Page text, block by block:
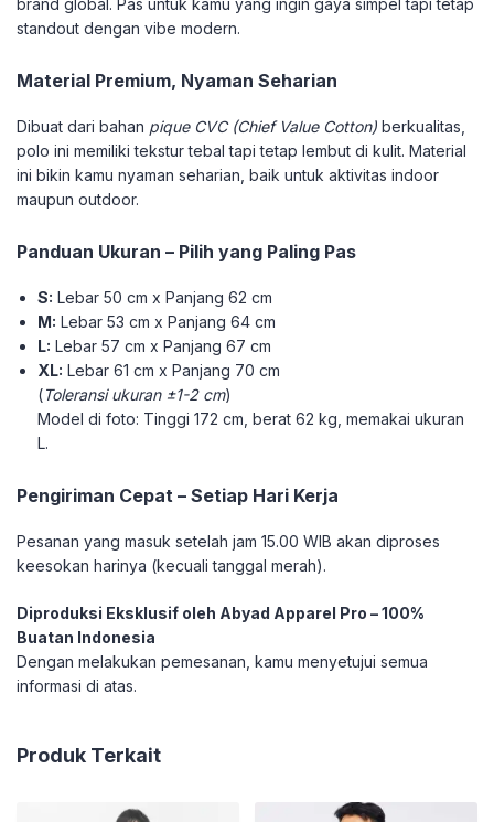
standout dengan vibe modern.
Material Premium, Nyaman Seharian
Dibuat dari bahan pique CVC (Chief Value Cotton) berkualitas,
polo ini memiliki tekstur tebal tapi tetap lembut di kulit. Material
ini bikin kamu nyaman seharian, baik untuk aktivitas indoor
maupun outdoor.
Panduan Ukuran – Pilih yang Paling Pas
S: Lebar 50 cm x Panjang 62 cm
M: Lebar 53 cm x Panjang 64 cm
L: Lebar 57 cm x Panjang 67 cm
XL: Lebar 61 cm x Panjang 70 cm
(Toleransi ukuran ±1-2 cm)
Model di foto: Tinggi 172 cm, berat 62 kg, memakai ukuran
L.
Pengiriman Cepat – Setiap Hari Kerja
Pesanan yang masuk setelah jam 15.00 WIB akan diproses
keesokan harinya (kecuali tanggal merah).
Diproduksi Eksklusif oleh Abyad Apparel Pro – 100%
Buatan Indonesia
Dengan melakukan pemesanan, kamu menyetujui semua
informasi di atas.
Produk Terkait